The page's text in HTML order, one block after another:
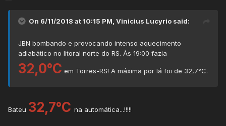
On 6/11/2018 at 10:15 PM, Vinicius Lucyrio said:
JBN bombando e provocando intenso aquecimento
adiabático no litoral norte do RS. Às 19:00 fazia
32,0°C em Torres-RS! A máxima por lá foi de 32,7°C.
Bateu 32,7°C na automática...!!!!!